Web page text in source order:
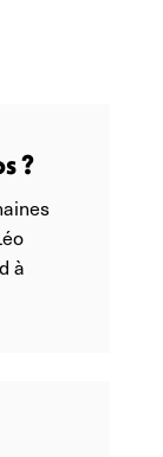
?
à